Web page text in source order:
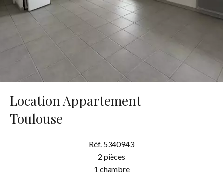
Location Appartement
Toulouse
Réf. 5340943
2 pièces
1 chambre